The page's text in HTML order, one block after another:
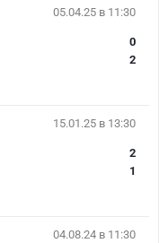
05.04.25 в 11:30
0
2
15.01.25 в 13:30
2
1
04.08.24 в 11:30